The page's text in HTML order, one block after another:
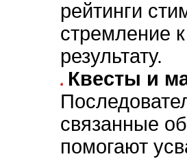
рейтинги
стремление
результату.
Квесты и
связанные
помогают